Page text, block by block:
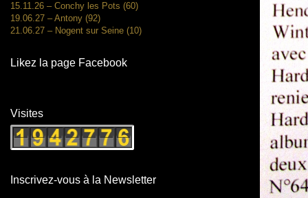
15.11.26 – Conchy les Pots (60)
19.06.27 – Antony (92)
21.06.27 – Nogent sur Seine (10)
Likez la page Facebook
Visites
Inscrivez-vous à la Newsletter